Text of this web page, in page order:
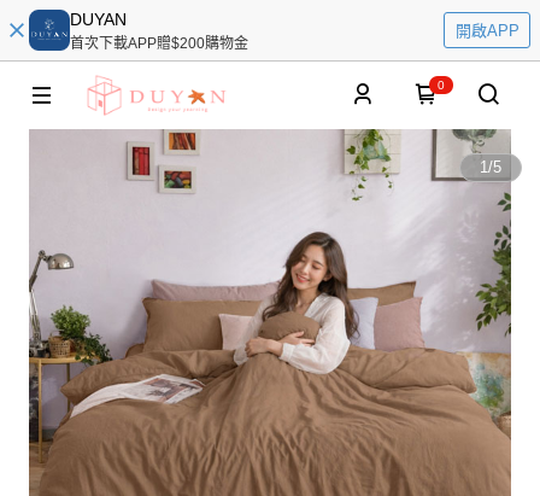
DUYAN
首次下載APP贈$200購物金
開啟APP
0
1/5